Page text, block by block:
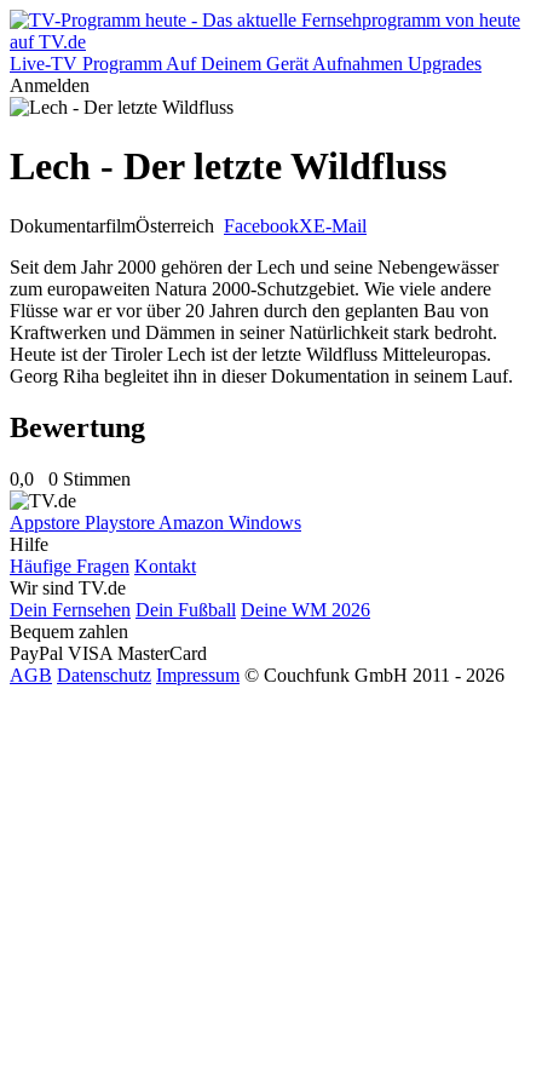
Live-TV Programm Auf Deinem Gerät Aufnahmen Upgrades
Anmelden
Lech - Der letzte Wildfluss
DokumentarfilmÖsterreich FacebookXE-Mail
Seit dem Jahr 2000 gehören der Lech und seine Nebengewässer
zum europaweiten Natura 2000-Schutzgebiet. Wie viele andere
Flüsse war er vor über 20 Jahren durch den geplanten Bau von
Kraftwerken und Dämmen in seiner Natürlichkeit stark bedroht.
Heute ist der Tiroler Lech ist der letzte Wildfluss Mitteleuropas.
Georg Riha begleitet ihn in dieser Dokumentation in seinem Lauf.
Bewertung
0,0 0 Stimmen
Appstore Playstore Amazon Windows
Hilfe
Häufige Fragen Kontakt
Wir sind TV.de
Dein Fernsehen Dein Fußball Deine WM 2026
Bequem zahlen
PayPal VISA MasterCard
AGB Datenschutz Impressum © Couchfunk GmbH 2011 - 2026